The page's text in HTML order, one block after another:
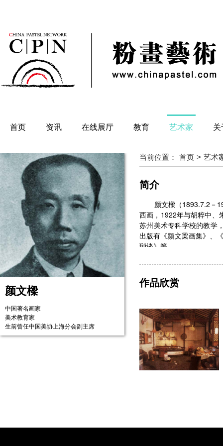
首页 资讯 在线展厅 教育 艺术家
颜文樑
中国著名画家
美术教育家
生前曾任中国美协上海分会副主席
当前位置： 首页 > 艺术
简介
颜文樑（1893.7.2－
西画，1922年与胡粹中、
苏州美术专科学校的教学
出版有《颜文梁画集》、
琐谈》等。
间断。粉画材料初入中国
三珍肉铺》等，成为他早
作品欣赏